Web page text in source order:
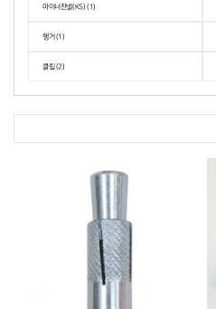
마이너찬넬(KS) (1)
행거 (1)
클립 (2)